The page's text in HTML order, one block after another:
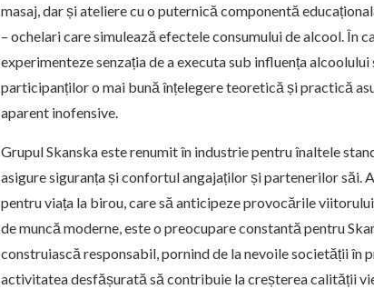
masaj, dar și ateliere cu o puternică componentă
– ochelari care simulează efectele consumului de alcool. În
experimenteze senzația de a executa sub influența
participanților o mai bună înțelegere teoretică și practică
aparent inofensive.
Grupul Skanska este renumit în industrie pentru înaltele
asigure siguranța și confortul angajaților și partenerilor săi.
pentru viața la birou, care să anticipeze provocările
de muncă moderne, este o preocupare constantă pentru
construiască responsabil, pornind de la nevoile societății în
activitatea desfășurată să contribuie la creșterea calității